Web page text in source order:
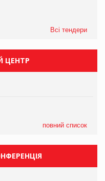
Всі тендери
ЦЕНТР
повний список